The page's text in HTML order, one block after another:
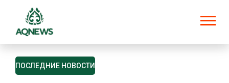
ПОСЛЕДНИЕ НОВОСТИ